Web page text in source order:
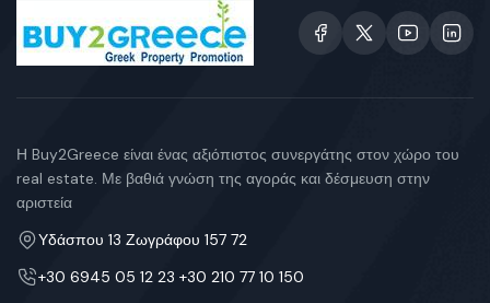
Η Buy2Greece είναι ένας αξιόπιστος συνεργάτης στον χώρο του
real estate. Με βαθιά γνώση της αγοράς και δέσμευση στην
αριστεία
Υδάσπου 13 Ζωγράφου 157 72
+30 6945 05 12 23 +30 210 77 10 150